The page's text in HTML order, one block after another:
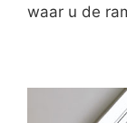
waar u de